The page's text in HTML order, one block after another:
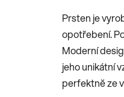
Prsten je
opotřebení.
Moderní
jeho unikátní
perfektně ze